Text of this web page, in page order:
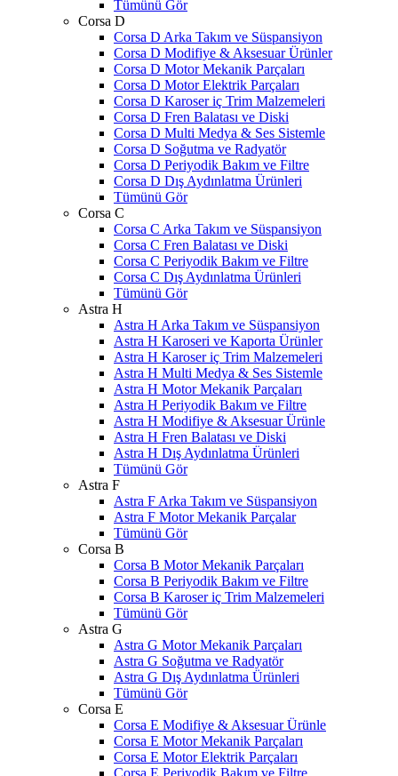
Tümünü Gör
Corsa D
Corsa D Arka Takım ve Süspansiyon
Corsa D Modifiye & Aksesuar Ürünler
Corsa D Motor Mekanik Parçaları
Corsa D Motor Elektrik Parçaları
Corsa D Karoser iç Trim Malzemeleri
Corsa D Fren Balatası ve Diski
Corsa D Multi Medya & Ses Sistemle
Corsa D Soğutma ve Radyatör
Corsa D Periyodik Bakım ve Filtre
Corsa D Dış Aydınlatma Ürünleri
Tümünü Gör
Corsa C
Corsa C Arka Takım ve Süspansiyon
Corsa C Fren Balatası ve Diski
Corsa C Periyodik Bakım ve Filtre
Corsa C Dış Aydınlatma Ürünleri
Tümünü Gör
Astra H
Astra H Arka Takım ve Süspansiyon
Astra H Karoseri ve Kaporta Ürünler
Astra H Karoser iç Trim Malzemeleri
Astra H Multi Medya & Ses Sistemle
Astra H Motor Mekanik Parçaları
Astra H Periyodik Bakım ve Filtre
Astra H Modifiye & Aksesuar Ürünle
Astra H Fren Balatası ve Diski
Astra H Dış Aydınlatma Ürünleri
Tümünü Gör
Astra F
Astra F Arka Takım ve Süspansiyon
Astra F Motor Mekanik Parçalar
Tümünü Gör
Corsa B
Corsa B Motor Mekanik Parçaları
Corsa B Periyodik Bakım ve Filtre
Corsa B Karoser iç Trim Malzemeleri
Tümünü Gör
Astra G
Astra G Motor Mekanik Parçaları
Astra G Soğutma ve Radyatör
Astra G Dış Aydınlatma Ürünleri
Tümünü Gör
Corsa E
Corsa E Modifiye & Aksesuar Ürünle
Corsa E Motor Mekanik Parçaları
Corsa E Motor Elektrik Parçaları
Corsa E Periyodik Bakım ve Filtre